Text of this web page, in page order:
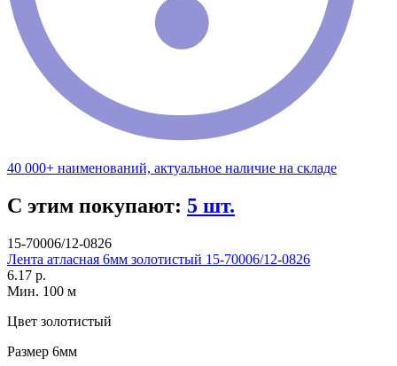
40 000+ наименований, актуальное наличие на складе
С этим покупают: 5 шт.
15-70006/12-0826
Лента атласная 6мм золотистый 15-70006/12-0826
6.17 р.
Мин. 100 м
Цвет золотистый
Размер 6мм